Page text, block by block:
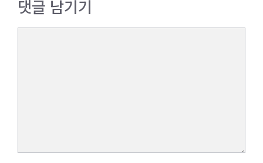
댓글 남기기